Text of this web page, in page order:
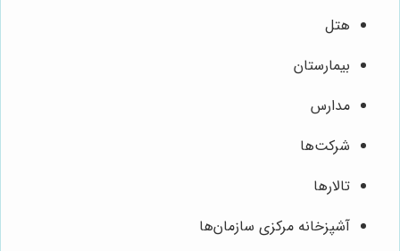
هتل
بیمارستان
مدارس
شرکت‌ها
تالارها
آشپزخانه مرکزی سازمان‌ها